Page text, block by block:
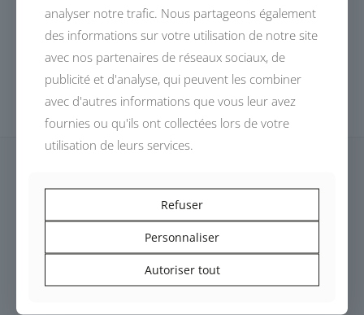
Dessinés, conçus et fabriqués en France,
les modèles DEVALLIET invitent à un voyage automobile
analyser notre trafic. Nous partageons également
des informations sur votre utilisation de notre site
avec nos partenaires de réseaux sociaux, de
publicité et d'analyse, qui peuvent les combiner
avec d'autres informations que vous leur avez
fournies ou qu'ils ont collectées lors de votre
utilisation de leurs services.
Refuser
Personnaliser
Autoriser tout